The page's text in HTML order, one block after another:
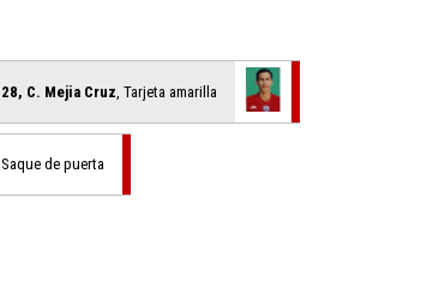
28, C. Mejia Cruz , Tarjeta amarilla
Saque de puerta